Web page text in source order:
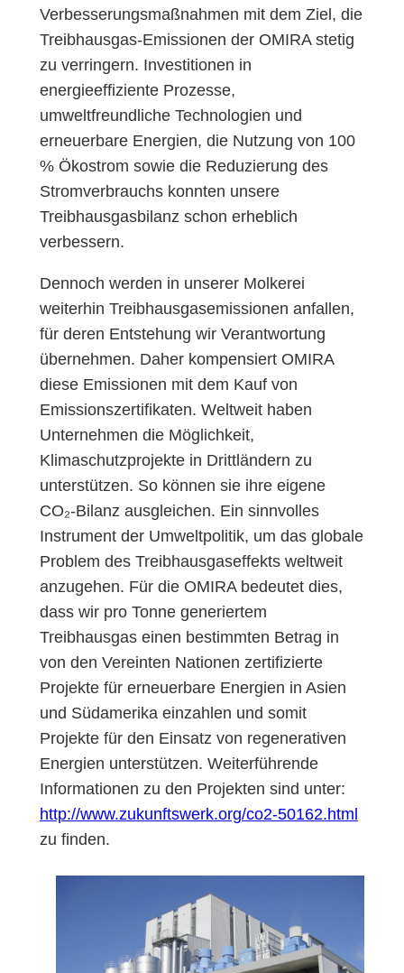
Verbesserungsmaßnahmen mit dem Ziel, die
Treibhausgas-Emissionen der OMIRA stetig
zu verringern. Investitionen in
energieeffiziente Prozesse,
umweltfreundliche Technologien und
erneuerbare Energien, die Nutzung von 100
% Ökostrom sowie die Reduzierung des
Stromverbrauchs konnten unsere
Treibhausgasbilanz schon erheblich
verbessern.
Dennoch werden in unserer Molkerei
weiterhin Treibhausgasemissionen anfallen,
für deren Entstehung wir Verantwortung
übernehmen. Daher kompensiert OMIRA
diese Emissionen mit dem Kauf von
Emissionszertifikaten. Weltweit haben
Unternehmen die Möglichkeit,
Klimaschutzprojekte in Drittländern zu
unterstützen. So können sie ihre eigene
CO₂-Bilanz ausgleichen. Ein sinnvolles
Instrument der Umweltpolitik, um das globale
Problem des Treibhausgaseffekts weltweit
anzugehen. Für die OMIRA bedeutet dies,
dass wir pro Tonne generiertem
Treibhausgas einen bestimmten Betrag in
von den Vereinten Nationen zertifizierte
Projekte für erneuerbare Energien in Asien
und Südamerika einzahlen und somit
Projekte für den Einsatz von regenerativen
Energien unterstützen. Weiterführende
Informationen zu den Projekten sind unter:
http://www.zukunftswerk.org/co2-50162.html
zu finden.